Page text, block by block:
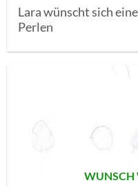
Lara wünscht sich
Perlen
WUNSCH